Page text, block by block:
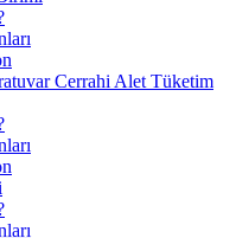
Cerrahi Alet Tüketim